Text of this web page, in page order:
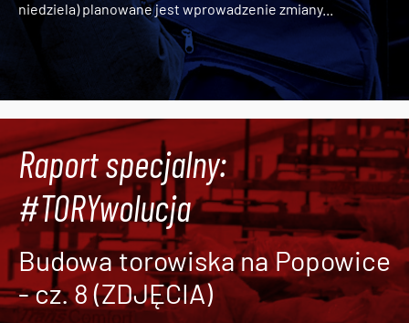
niedziela) planowane jest wprowadzenie zmiany...
Raport specjalny:
#TORYwolucja
Budowa torowiska na Popowice
- cz. 8 (ZDJĘCIA)